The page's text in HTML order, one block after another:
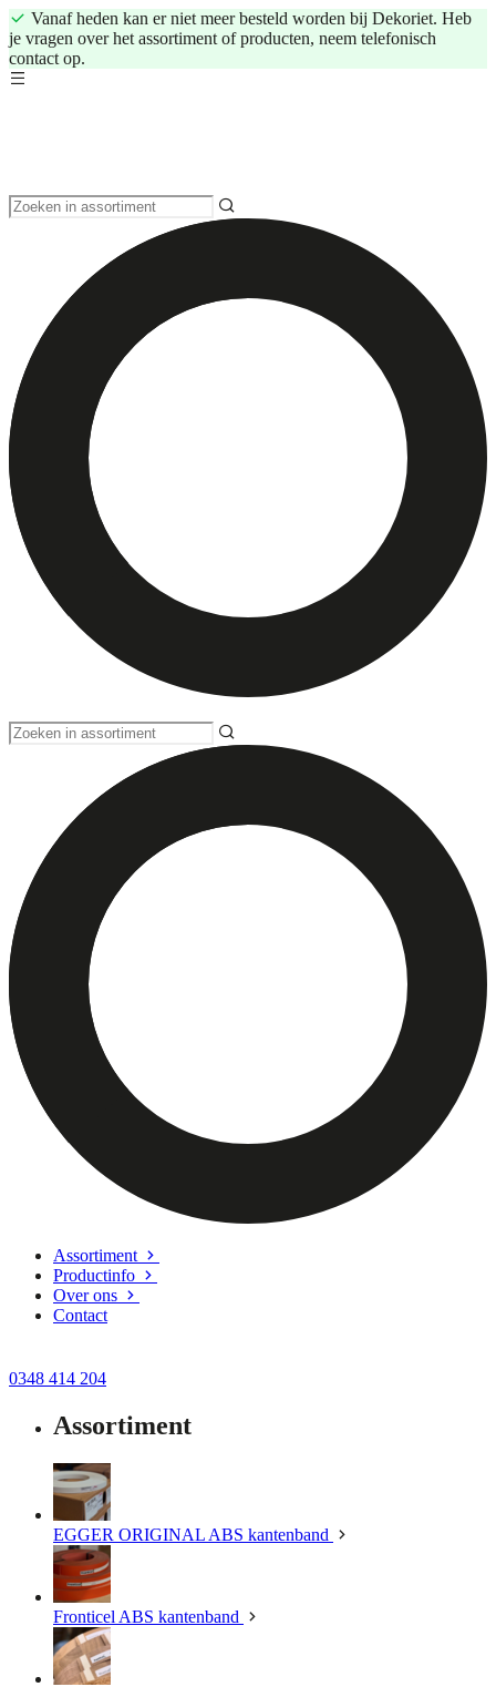
Vanaf heden kan er niet meer besteld worden bij Dekoriet. Heb
je vragen over het assortiment of producten, neem telefonisch
contact op.
Assortiment
Productinfo
Over ons
Contact
0348 414 204
Assortiment
EGGER ORIGINAL ABS kantenband
Fronticel ABS kantenband